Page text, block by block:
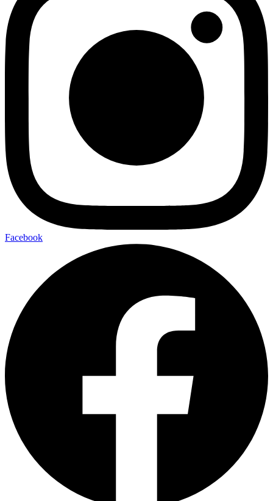
Facebook